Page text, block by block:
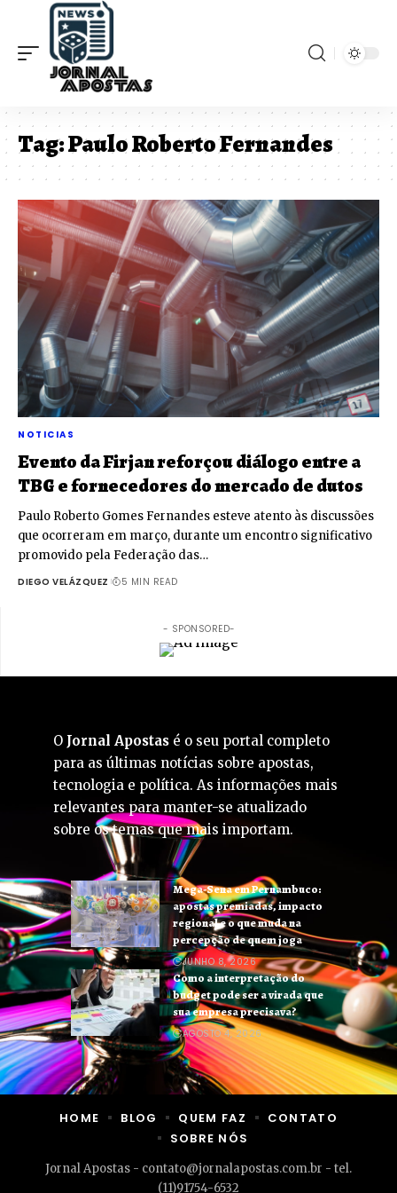
Tag:Paulo Roberto Fernandes
NOTICIAS
Evento da Firjan reforçou diálogo entre a
TBG e fornecedores do mercado de dutos
Paulo Roberto Gomes Fernandes esteve atento às discussões
que ocorreram em março, durante um encontro significativo
promovido pela Federação das…
DIEGO VELÁZQUEZ 5 MIN READ
- SPONSORED-
O Jornal Apostas é o seu portal completo
para as últimas notícias sobre apostas,
tecnologia e política. As informações mais
relevantes para manter-se atualizado
sobre os temas que mais importam.
Mega-Sena em Pernambuco:
apostas premiadas, impacto
regional e o que muda na
percepção de quem joga
JUNHO 8, 2026
Como a interpretação do
budget pode ser a virada que
sua empresa precisava?
AGOSTO 4, 2026
Jornal Apostas - contato@jornalapostas.com.br - tel.
(11)91754-6532
HOME BLOG QUEM FAZ
CONTATO
SOBRE NÓS